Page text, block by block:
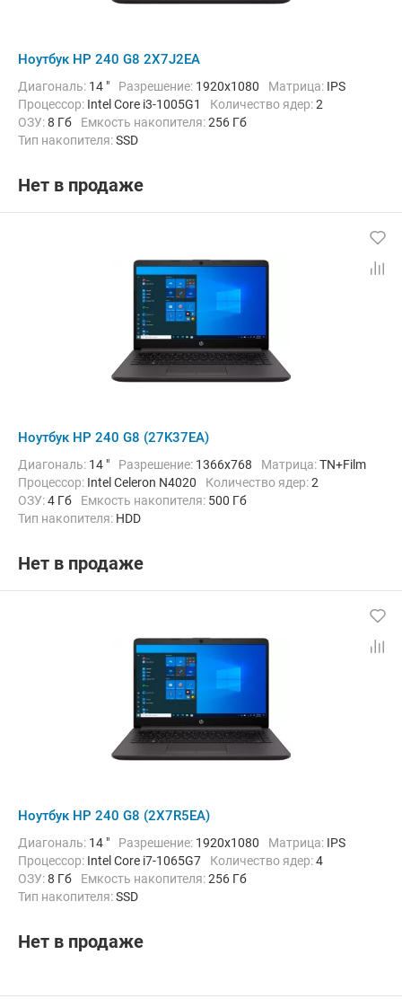
Ноутбук HP 240 G8 2X7J2EA
Диагональ: 14 " Разрешение: 1920x1080 Матрица: IPS
Процессор: Intel Core i3-1005G1 Количество ядер:2
ОЗУ:8 Гб Емкость накопителя:256 Гб
Тип накопителя:SSD
Операционная система:
Вес:1.52 кг
Нет в продаже
Ноутбук HP 240 G8 (27K37EA)
Диагональ: 14 " Разрешение: 1366x768 Матрица:TN+Film
Процессор: Intel Celeron N4020 Количество ядер:2
ОЗУ:4 Гб Емкость накопителя: 500 Гб
Тип накопителя: HDD
Операционная система:
Нет в продаже
Ноутбук HP 240 G8 (2X7R5EA)
Диагональ: 14 " Разрешение: 1920x1080 Матрица: IPS
Процессор: Intel Core i7-1065G7 Количество ядер:4
ОЗУ:8 Гб Емкость накопителя:256 Гб
Тип накопителя:SSD
Операционная система:
Вес:1.52 кг
Нет в продаже